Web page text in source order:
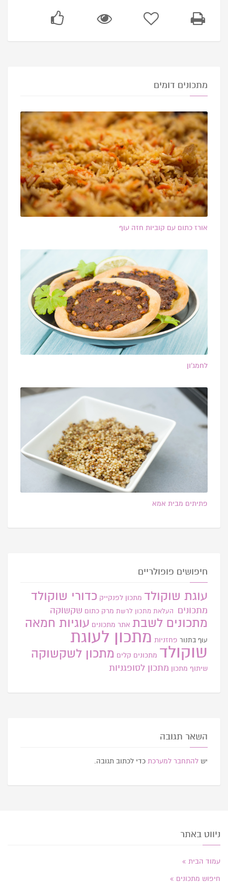
מתכונים דומים
אורז כתום עם קוביות חזה עוף
לחמג’ון
פתיתים מבית אמא
חיפושים פופולריים
עוגת שוקולד מתכון לפנקייק כדורי שוקולד
מתכונים העלאת מתכון לרשת מרק כתום שקשוקה
מתכונים לשבת אתר מתכונים עוגיות חמאה
עוף בתנור פחזניות מתכון לעוגת
שוקולד מתכונים קלים מתכון לשקשוקה
שיתוף מתכון מתכון לסופגניות
השאר תגובה
יש להתחבר למערכת כדי לכתוב תגובה.
ניווט באתר
עמוד הבית
חיפוש מתכונים